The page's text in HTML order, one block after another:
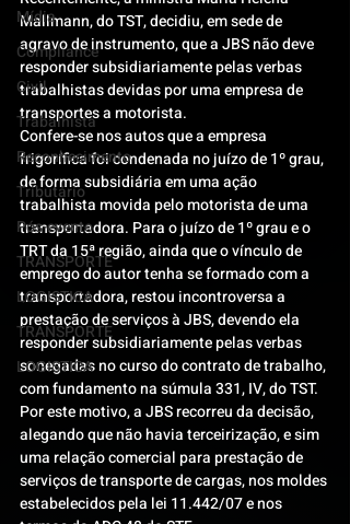
Mídia
Compliance
Civil
Trabalhista
Reconhecimento
Tributário
Pós-evento
TRANSPORTE
LOGISTICA
TRANSPORTE
LOGISTICA
Mallmann, do TST, decidiu, em sede de
agravo de instrumento, que a JBS não deve
responder subsidiariamente pelas verbas
trabalhistas devidas por uma empresa de
transportes a motorista.
Confere-se nos autos que a empresa
frigorífica foi condenada no juízo de 1º grau,
de forma subsidiária em uma ação
trabalhista movida pelo motorista de uma
transportadora. Para o juízo de 1º grau e o
TRT da 15ª região, ainda que o vínculo de
emprego do autor tenha se formado com a
transportadora, restou incontroversa a
prestação de serviços à JBS, devendo ela
responder subsidiariamente pelas verbas
sonegadas no curso do contrato de trabalho,
com fundamento na súmula 331, IV, do TST.
Por este motivo, a JBS recorreu da decisão,
alegando que não havia terceirização, e sim
uma relação comercial para prestação de
serviços de transporte de cargas, nos moldes
estabelecidos pela lei 11.442/07 e nos